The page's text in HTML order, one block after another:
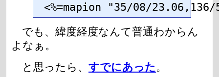
<%=mapion "35/08/
でも、緯度経度なんて普通わからん
よなぁ。
と思ったら、 すでにあった 。